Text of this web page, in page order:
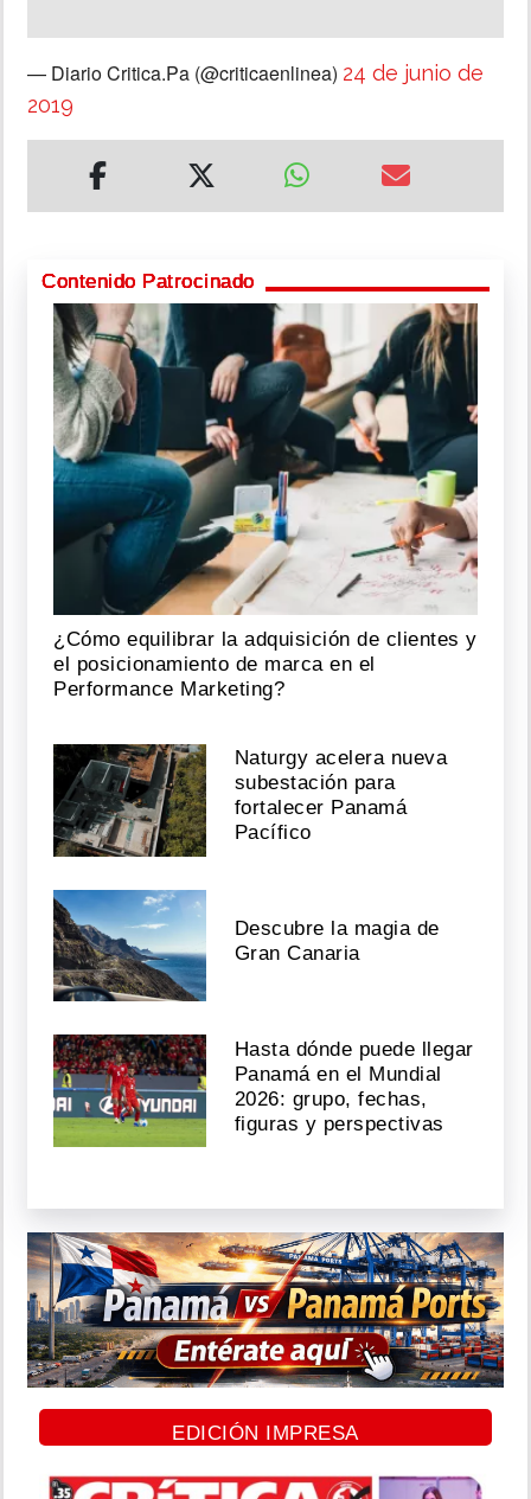
— Diario Critica.Pa (@criticaenlinea) 24 de junio de
2019
Contenido Patrocinado
¿Cómo equilibrar la adquisición de clientes y
el posicionamiento de marca en el
Performance Marketing?
Naturgy acelera nueva
subestación para
fortalecer Panamá
Pacífico
Descubre la magia de
Gran Canaria
Hasta dónde puede llegar
Panamá en el Mundial
2026: grupo, fechas,
figuras y perspectivas
EDICIÓN IMPRESA